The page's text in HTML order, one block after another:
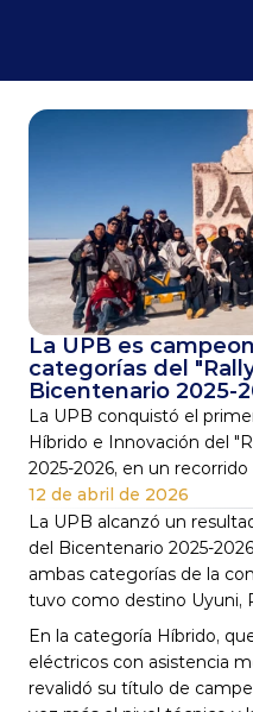
La UPB es
categorías del
Bicentenario 2025-
La UPB conquistó el
Híbrido e Innovación del
2025-2026, en un
12 de abril de 2026
La UPB alcanzó un
del Bicentenario 2025-
ambas categorías de la
tuvo como destino Uyuni,
En la categoría Híbrido,
eléctricos con asistencia
revalidó su título de